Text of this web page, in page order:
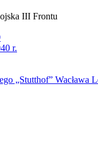
III Frontu
r.
„Stutthof” Wacława